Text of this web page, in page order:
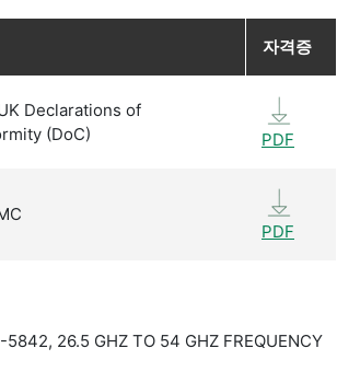
자격증
Declarations of
(DoC)
PDF
PDF
5842, 26.5 GHZ TO 54 GHZ FREQUENCY